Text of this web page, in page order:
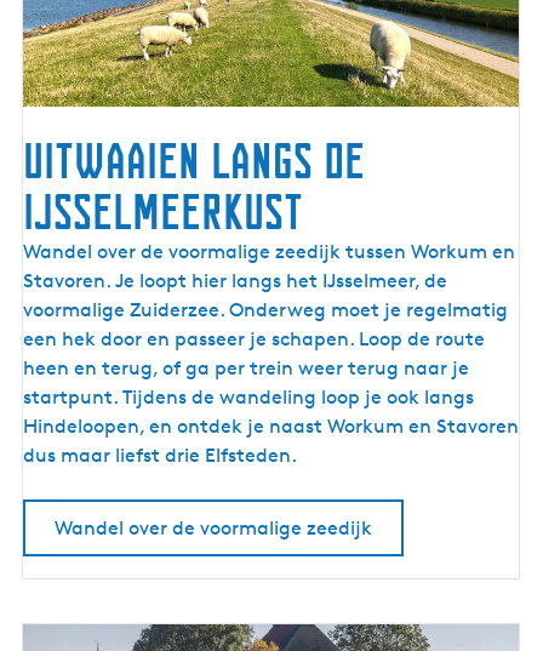
w
e
r
k
Uitwaaien langs de
IJsselmeerkust
U
i
t
w
a
a
i
e
s
Wandel over de voormalige zeedijk tussen Workum en
Stavoren. Je loopt hier langs het IJsselmeer, de
voormalige Zuiderzee. Onderweg moet je regelmatig
een hek door en passeer je schapen. Loop de route
heen en terug, of ga per trein weer terug naar je
startpunt. Tijdens de wandeling loop je ook langs
Hindeloopen, en ontdek je naast Workum en Stavoren
dus maar liefst drie Elfsteden.
Wandel over de voormalige zeedijk